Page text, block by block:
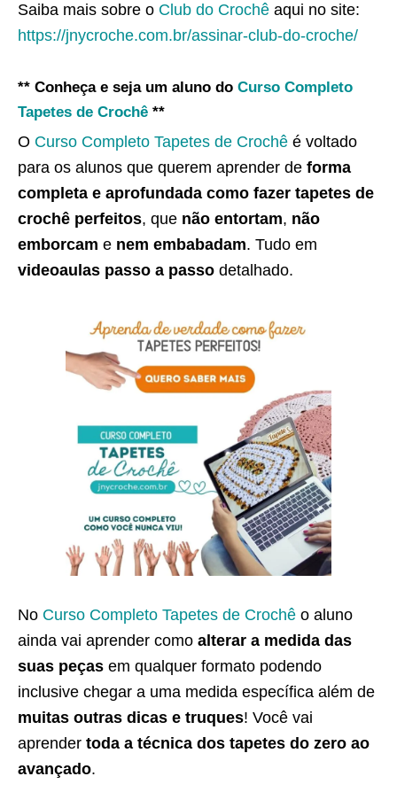
Saiba mais sobre o Club do Crochê aqui no site:
https://jnycroche.com.br/assinar-club-do-croche/
** Conheça e seja um aluno do Curso Completo
Tapetes de Crochê **
O Curso Completo Tapetes de Crochê é voltado
para os alunos que querem aprender de forma
completa e aprofundada como fazer tapetes de
crochê perfeitos, que não entortam, não
emborcam e nem embabadam. Tudo em
videoaulas passo a passo detalhado.
No Curso Completo Tapetes de Crochê o aluno
ainda vai aprender como alterar a medida das
suas peças em qualquer formato podendo
inclusive chegar a uma medida específica além de
muitas outras dicas e truques! Você vai
aprender toda a técnica dos tapetes do zero ao
avançado.